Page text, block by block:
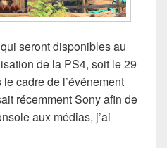
seront disponibles au
de la PS4, soit le 29
cadre de l’événement
récemment Sony afin de
aux médias, j’ai
de Knack sur PS4